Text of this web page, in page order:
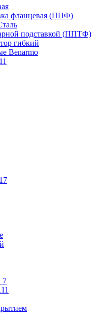
фланцевая (ППФ)
подставкой (ППТФ)
гибкий
Benarmo
7